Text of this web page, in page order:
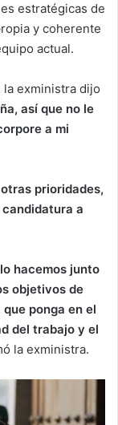
estratégicas de
y coherente
actual.
exministra dijo
así que no le
a mi
prioridades,
a
hacemos junto
objetivos de
ponga en el
del trabajo y el
la exministra.